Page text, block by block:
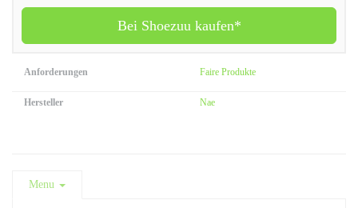
Bei Shoezuu kaufen*
Anforderungen Faire Produkte
Hersteller Nae
Menu